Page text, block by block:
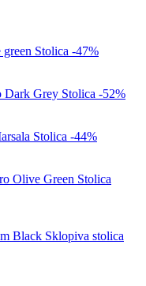
-47%
-52%
-44%